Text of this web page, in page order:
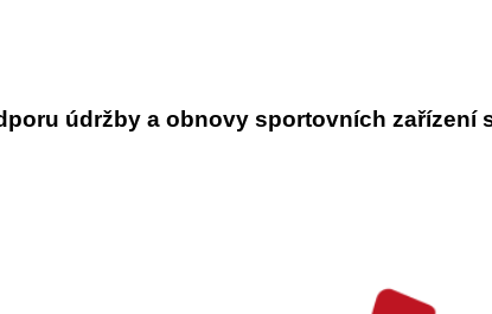
údržby a obnovy sportovních zařízení